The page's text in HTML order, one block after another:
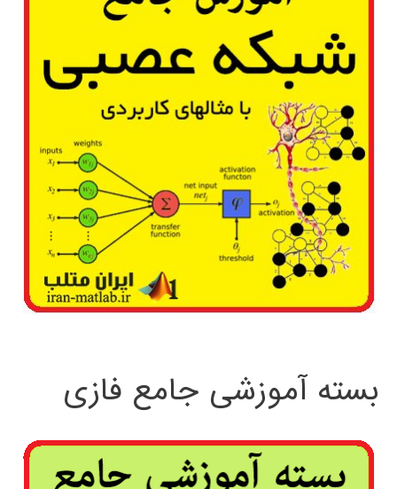
بسته آموزشی جامع فازی